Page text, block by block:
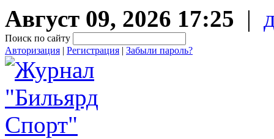
Август 09, 2026 17:25 |
Поиск по сайту
Авторизация | Регистрация | Забыли пароль?